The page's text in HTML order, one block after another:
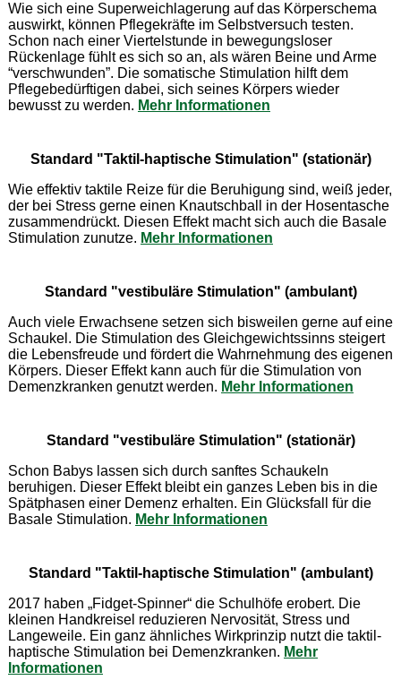
Wie sich eine Superweichlagerung auf das Körperschema
auswirkt, können Pflegekräfte im Selbstversuch testen.
Schon nach einer Viertelstunde in bewegungsloser
Rückenlage fühlt es sich so an, als wären Beine und Arme
“verschwunden”. Die somatische Stimulation hilft dem
Pflegebedürftigen dabei, sich seines Körpers wieder
bewusst zu werden. Mehr Informationen
Standard "Taktil-haptische Stimulation" (stationär)
Wie effektiv taktile Reize für die Beruhigung sind, weiß jeder,
der bei Stress gerne einen Knautschball in der Hosentasche
zusammendrückt. Diesen Effekt macht sich auch die Basale
Stimulation zunutze. Mehr Informationen
Standard "vestibuläre Stimulation" (ambulant)
Auch viele Erwachsene setzen sich bisweilen gerne auf eine
Schaukel. Die Stimulation des Gleichgewichtssinns steigert
die Lebensfreude und fördert die Wahrnehmung des eigenen
Körpers. Dieser Effekt kann auch für die Stimulation von
Demenzkranken genutzt werden. Mehr Informationen
Standard "vestibuläre Stimulation" (stationär)
Schon Babys lassen sich durch sanftes Schaukeln
beruhigen. Dieser Effekt bleibt ein ganzes Leben bis in die
Spätphasen einer Demenz erhalten. Ein Glücksfall für die
Basale Stimulation. Mehr Informationen
Standard "Taktil-haptische Stimulation" (ambulant)
2017 haben „Fidget-Spinner“ die Schulhöfe erobert. Die
kleinen Handkreisel reduzieren Nervosität, Stress und
Langeweile. Ein ganz ähnliches Wirkprinzip nutzt die taktil-
haptische Stimulation bei Demenzkranken. Mehr
Informationen